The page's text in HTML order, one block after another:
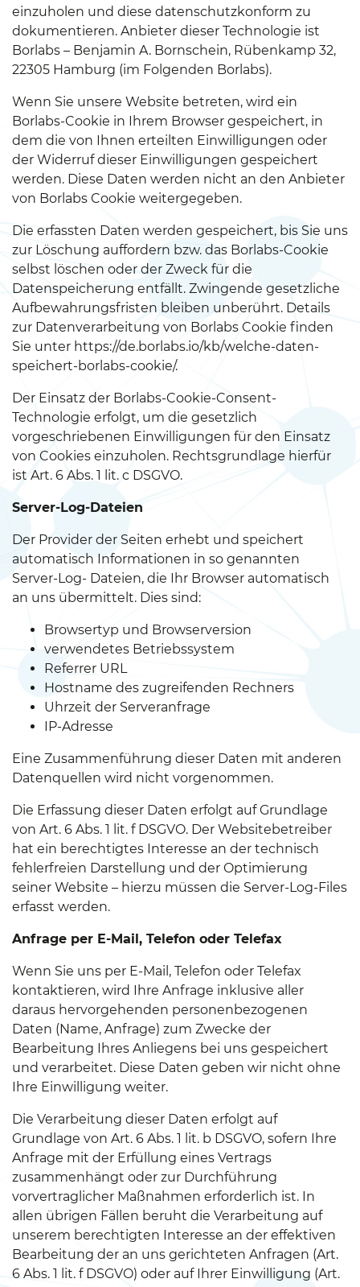
einzuholen und diese datenschutzkonform zu
dokumentieren. Anbieter dieser Technologie ist
Borlabs – Benjamin A. Bornschein, Rübenkamp 32,
22305 Hamburg (im Folgenden Borlabs).
Wenn Sie unsere Website betreten, wird ein
Borlabs-Cookie in Ihrem Browser gespeichert, in
dem die von Ihnen erteilten Einwilligungen oder
der Widerruf dieser Einwilligungen gespeichert
werden. Diese Daten werden nicht an den Anbieter
von Borlabs Cookie weitergegeben.
Die erfassten Daten werden gespeichert, bis Sie uns
zur Löschung auffordern bzw. das Borlabs-Cookie
selbst löschen oder der Zweck für die
Datenspeicherung entfällt. Zwingende gesetzliche
Aufbewahrungsfristen bleiben unberührt. Details
zur Datenverarbeitung von Borlabs Cookie finden
Sie unter https://de.borlabs.io/kb/welche-daten-
speichert-borlabs-cookie/.
Der Einsatz der Borlabs-Cookie-Consent-
Technologie erfolgt, um die gesetzlich
vorgeschriebenen Einwilligungen für den Einsatz
von Cookies einzuholen. Rechtsgrundlage hierfür
ist Art. 6 Abs. 1 lit. c DSGVO.
Server-Log-Dateien
Der Provider der Seiten erhebt und speichert
automatisch Informationen in so genannten
Server-Log- Dateien, die Ihr Browser automatisch
an uns übermittelt. Dies sind:
Browsertyp und Browserversion
verwendetes Betriebssystem
Referrer URL
Hostname des zugreifenden Rechners
Uhrzeit der Serveranfrage
IP-Adresse
Eine Zusammenführung dieser Daten mit anderen
Datenquellen wird nicht vorgenommen.
Die Erfassung dieser Daten erfolgt auf Grundlage
von Art. 6 Abs. 1 lit. f DSGVO. Der Websitebetreiber
hat ein berechtigtes Interesse an der technisch
fehlerfreien Darstellung und der Optimierung
seiner Website – hierzu müssen die Server-Log-Files
erfasst werden.
Anfrage per E-Mail, Telefon oder Telefax
Wenn Sie uns per E-Mail, Telefon oder Telefax
kontaktieren, wird Ihre Anfrage inklusive aller
daraus hervorgehenden personenbezogenen
Daten (Name, Anfrage) zum Zwecke der
Bearbeitung Ihres Anliegens bei uns gespeichert
und verarbeitet. Diese Daten geben wir nicht ohne
Ihre Einwilligung weiter.
Die Verarbeitung dieser Daten erfolgt auf
Grundlage von Art. 6 Abs. 1 lit. b DSGVO, sofern Ihre
Anfrage mit der Erfüllung eines Vertrags
zusammenhängt oder zur Durchführung
vorvertraglicher Maßnahmen erforderlich ist. In
allen übrigen Fällen beruht die Verarbeitung auf
unserem berechtigten Interesse an der effektiven
Bearbeitung der an uns gerichteten Anfragen (Art.
6 Abs. 1 lit. f DSGVO) oder auf Ihrer Einwilligung (Art.